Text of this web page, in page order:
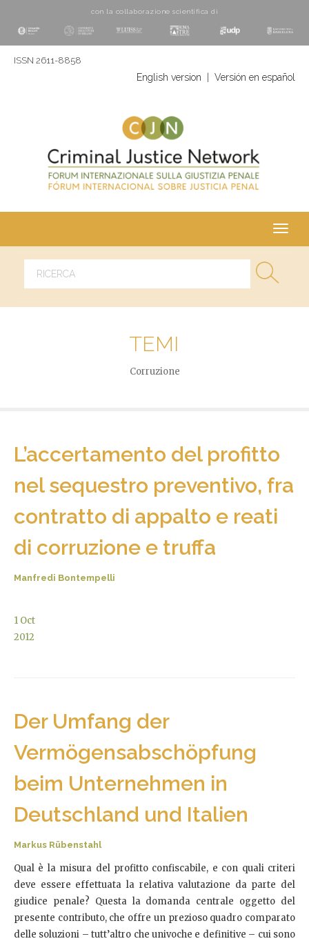
con la collaborazione scientifica di
ISSN 2611-8858
English version Versión en español
TEMI
Corruzione
L’accertamento del profitto
nel sequestro preventivo, fra
contratto di appalto e reati
di corruzione e truffa
Manfredi Bontempelli
1 Oct
2012
Der Umfang der
Vermögensabschöpfung
beim Unternehmen in
Deutschland und Italien
Markus Rübenstahl
Qual è la misura del profitto confiscabile, e con quali criteri
deve essere effettuata la relativa valutazione da parte del
giudice penale? Questa la domanda centrale oggetto del
presente contributo, che offre un prezioso quadro comparato
delle soluzioni – tutt’altro che univoche e definitive – cui sono